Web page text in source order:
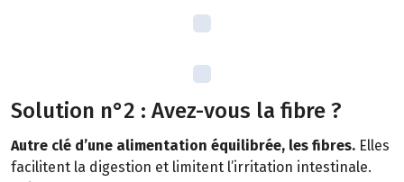
Solution n°2 : Avez-vous la fibre ?
Autre clé d’une alimentation équilibrée, les fibres. Elles
facilitent la digestion et limitent l’irritation intestinale.